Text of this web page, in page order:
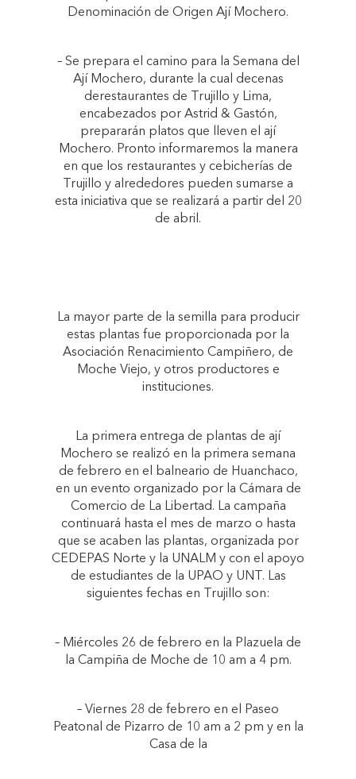
Denominación de Origen Ají Mochero.
– Se prepara el camino para la Semana del
Ají Mochero, durante la cual decenas
derestaurantes de Trujillo y Lima,
encabezados por Astrid & Gastón,
prepararán platos que lleven el ají
Mochero. Pronto informaremos la manera
en que los restaurantes y cebicherías de
Trujillo y alrededores pueden sumarse a
esta iniciativa que se realizará a partir del 20
de abril.
La mayor parte de la semilla para producir
estas plantas fue proporcionada por la
Asociación Renacimiento Campiñero, de
Moche Viejo, y otros productores e
instituciones.
La primera entrega de plantas de ají
Mochero se realizó en la primera semana
de febrero en el balneario de Huanchaco,
en un evento organizado por la Cámara de
Comercio de La Libertad. La campaña
continuará hasta el mes de marzo o hasta
que se acaben las plantas, organizada por
CEDEPAS Norte y la UNALM y con el apoyo
de estudiantes de la UPAO y UNT. Las
siguientes fechas en Trujillo son:
– Miércoles 26 de febrero en la Plazuela de
la Campiña de Moche de 10 am a 4 pm.
– Viernes 28 de febrero en el Paseo
Peatonal de Pizarro de 10 am a 2 pm y en la
Casa de la